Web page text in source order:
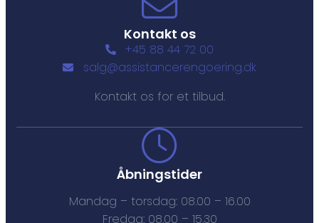
Kontakt os
+45 88 44 72 00
salg@assistancerengoering.dk
Kontakt os for et tilbud.
Åbningstider
Mandag – torsdag: 08.00 – 16.00
Fredag: 08.00 – 15.30